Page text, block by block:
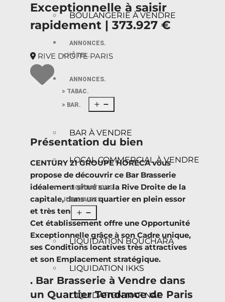
BOULANGERIE À VENDRE
ANNONCES.
> HÔTEL.
ANNONCES.
> TABAC.
> BAR.
BAR À VENDRE
LOCAL COMMERCIAL À VENDRE
LIQUIDATIONS
JUDICIAIRES
LIQUIDATION BOUCHARA
LIQUIDATION IKKS
LIQUIDATION NAF NAF
Exceptionnelle à saisir
rapidement | 373.927 €
RIVE DROITE PARIS
Présentation du bien
CENTURY 21 GROUPE HORECA vous
propose de découvrir ce Bar Brasserie
idéalement situé sur la Rive Droite de la
capitale, dans un quartier en plein essor
et très tendance.
Cet établissement offre une Opportunité
Exceptionnelle grâce à son Cadre unique,
ses Conditions locatives très attractives
et son Emplacement stratégique.
. Bar Brasserie à Vendre dans
un Quartier Tendance de Paris